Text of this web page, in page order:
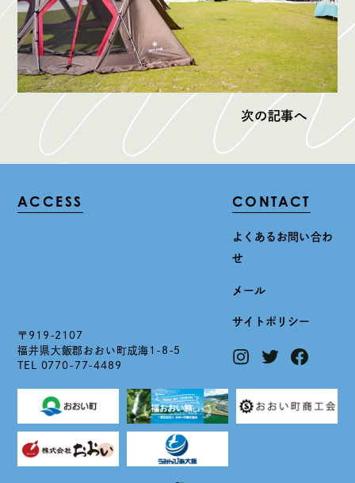
次の記事へ
ACCESS
〒919-2107
福井県大飯郡おおい町成海1-8-5
TEL 0770-77-4489
CONTACT
よくあるお問い合わ
せ
メール
サイトポリシー